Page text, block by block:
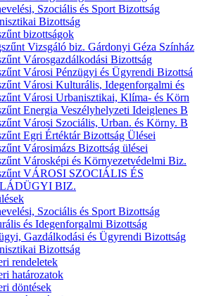
Szociális és Sport Bizottság
Bizottság
bizottságok
Vizsgáló biz. Gárdonyi Géza Színház
Városgazdálkodási Bizottság
Városi Pénzügyi és Ügyrendi Bizottsá
Városi Kulturális, Idegenforgalmi és
Városi Urbanisztikai, Klíma- és Körn
Energia Veszélyhelyzeti Ideiglenes B
Városi Szociális, Urban. és Körny. B
Egri Értéktár Bizottság Ülései
Városimázs Bizottság ülései
Városképi és Környezetvédelmi Biz.
VÁROSI SZOCIÁLIS ÉS
BIZ.
Szociális és Sport Bizottság
és Idegenforgalmi Bizottság
Gazdálkodási és Ügyrendi Bizottság
Bizottság
rendeletek
határozatok
döntések